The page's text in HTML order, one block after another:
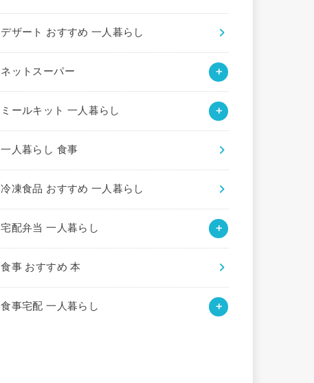
デザート おすすめ 一人暮らし
ネットスーパー
ミールキット 一人暮らし
一人暮らし 食事
冷凍食品 おすすめ 一人暮らし
宅配弁当 一人暮らし
食事 おすすめ 本
食事宅配 一人暮らし